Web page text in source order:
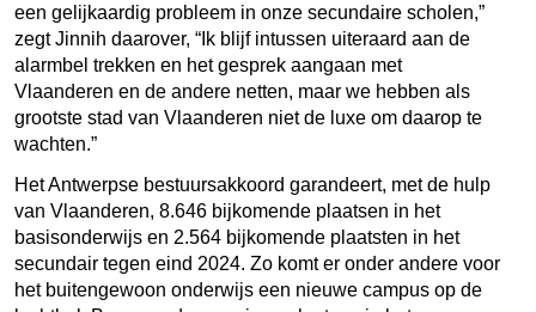
een gelijkaardig probleem in onze secundaire scholen,”
zegt Jinnih daarover, “Ik blijf intussen uiteraard aan de
alarmbel trekken en het gesprek aangaan met
Vlaanderen en de andere netten, maar we hebben als
grootste stad van Vlaanderen niet de luxe om daarop te
wachten.”
Het Antwerpse bestuursakkoord garandeert, met de hulp
van Vlaanderen, 8.646 bijkomende plaatsen in het
basisonderwijs en 2.564 bijkomende plaatsten in het
secundair tegen eind 2024. Zo komt er onder andere voor
het buitengewoon onderwijs een nieuwe campus op de